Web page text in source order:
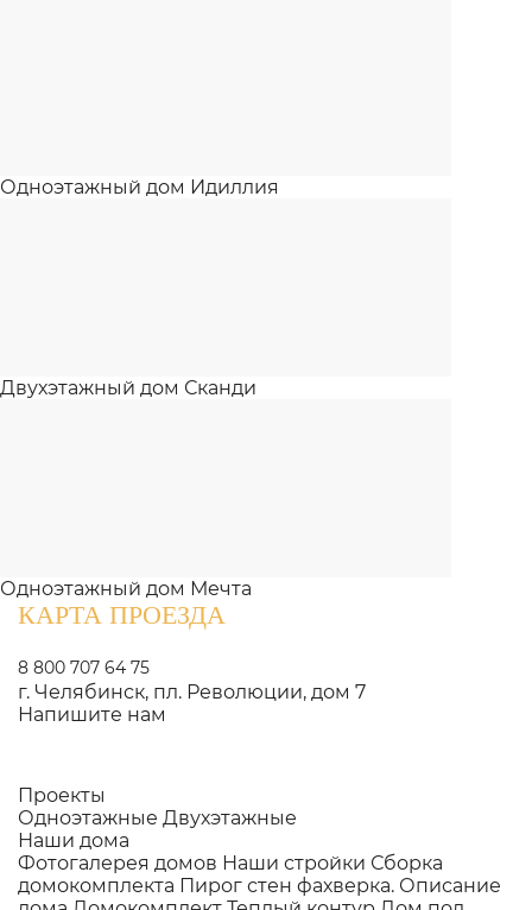
Одноэтажный дом Идиллия
Двухэтажный дом Сканди
Одноэтажный дом Мечта
КАРТА ПРОЕЗДА
8 800 707 64 75
г. Челябинск, пл. Революции, дом 7
Напишите нам
Проекты
Одноэтажные Двухэтажные
Наши дома
Фотогалерея домов Наши стройки Сборка
домокомплекта Пирог стен фахверка. Описание